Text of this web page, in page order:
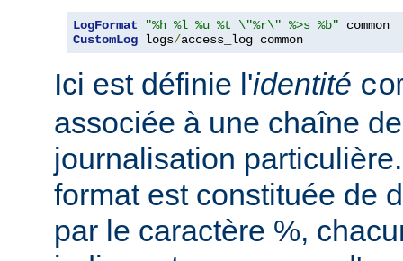
LogFormat "%h %l %u %t \"%r\" %>s %b"
CustomLog logs/access_log common
Ici est définie l'identité
associée à une chaîne
journalisation
format est constituée de
par le caractère %,